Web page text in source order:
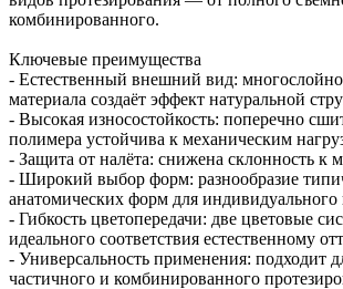
комбинированного.
Ключевые преимущества
- Естественный внешний вид:
материала создаёт эффект натуральной
- Высокая износостойкость: поперечно
полимера устойчива к механическим
- Защита от налёта: снижена склонность к
- Широкий выбор форм: разнообразие
анатомических форм для индивидуального
- Гибкость цветопередачи: две цветовые
идеального соответствия естественному
- Универсальность применения: подходит
частичного и комбинированного